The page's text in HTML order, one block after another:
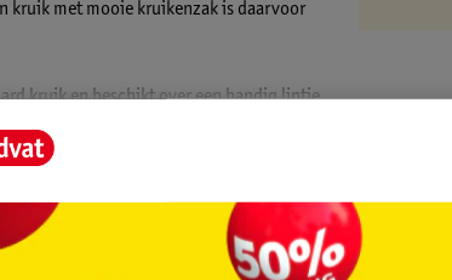
kruik met mooie kruikenzak is daarvoor
kruik en beschikt over een handig lintje
kruikenzak en je kindje zal 's nachts